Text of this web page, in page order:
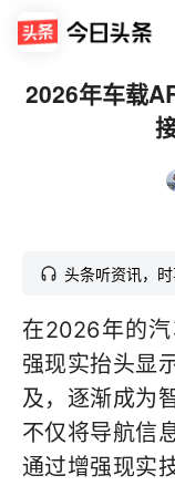
2026年车载
头条听资讯，
在2026年的
强现实抬头显
及，逐渐成为
不仅将导航信
通过增强现实